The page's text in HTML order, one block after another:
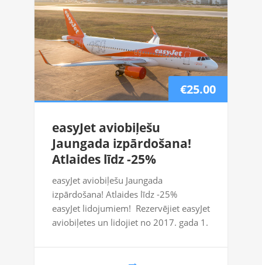
€25.00
easyJet aviobiļešu
Jaungada izpārdošana!
Atlaides līdz -25%
easyJet aviobiļešu Jaungada
izpārdošana! Atlaides līdz -25%
easyJet lidojumiem! Rezervējiet easyJet
aviobiļetes un lidojiet no 2017. gada 1.